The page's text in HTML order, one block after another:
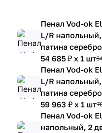
Пенал Vod-ok
L/R
патина
54 685 ₽ x 1 шт
Пенал Vod-ok
L/R
патина
59 963 ₽ x 1 шт
Пенал Vod-ok
напольный, 2